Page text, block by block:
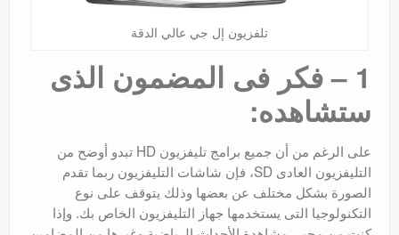
تلفزيون إل جي عالي الدقة
1 – فكر فى المضمون الذى
ستشاهده:
على الرغم من أن جميع برامج تليفزيون HD تبدو أوضح من
التليفزيون العادى SD، فإن شاشات التليفزيون ربما تقدم
الصورة بشكل مختلف عن بعضها وذلك يتوقف على نوع
التكنولوجيا التى يستخدمها جهاز التليفزيون الخاص بك. وإذا